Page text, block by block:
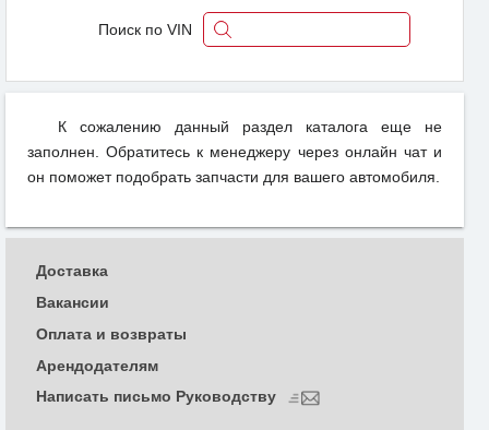
Поиск по VIN
К сожалению данный раздел каталога еще не
заполнен. Обратитесь к менеджеру через онлайн чат и
он поможет подобрать запчасти для вашего автомобиля.
Доставка
Вакансии
Оплата и возвраты
Арендодателям
Написать письмо Руководству